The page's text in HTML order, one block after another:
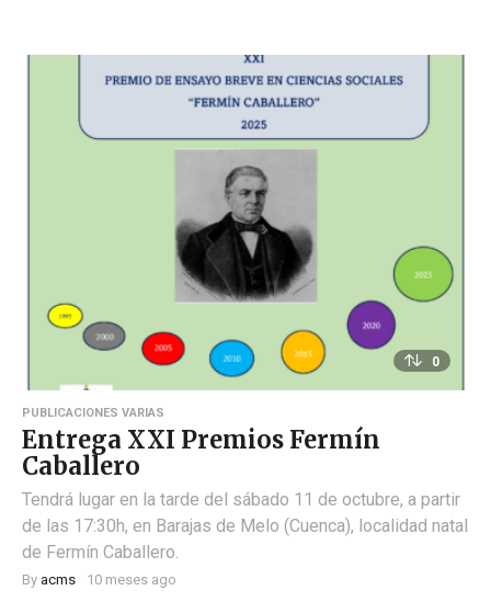
0
PUBLICACIONES VARIAS
Entrega XXI Premios Fermín
Caballero
Tendrá lugar en la tarde del sábado 11 de octubre, a partir
de las 17:30h, en Barajas de Melo (Cuenca), localidad natal
de Fermín Caballero.
By acms 10 meses ago